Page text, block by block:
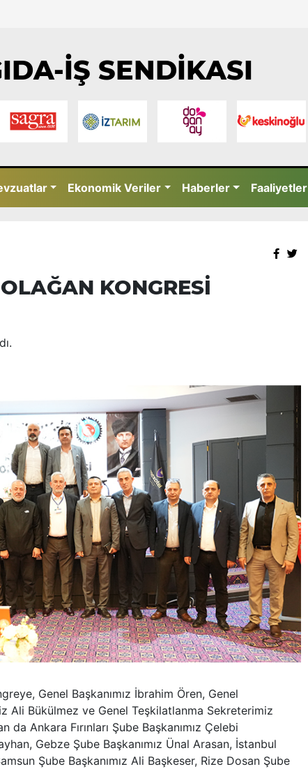
İŞ SENDİKASI
Ekonomik Veriler Haberler Faaliyetler
KONGRESİ
Genel Başkanımız İbrahim Ören, Genel
Ali Bükülmez ve Genel Teşkilatlanma Sekreterimiz
da Ankara Fırınları Şube Başkanımız Çelebi
Gebze Şube Başkanımız Ünal Arasan, İstanbul
Şube Başkanımız Ali Başkeser, Rize Dosan Şube